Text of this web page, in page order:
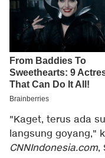
"Kaget, terus ada
langsung goyang,"
CNNIndonesia.com,